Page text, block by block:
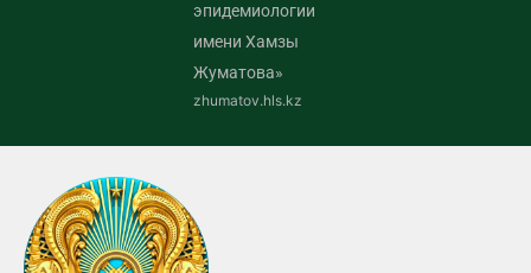
эпидемиологии
имени Хамзы
Жуматова»
zhumatov.hls.kz